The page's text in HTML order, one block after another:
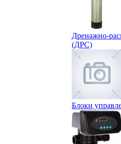
Дренажно-
(ДРС)
Блоки